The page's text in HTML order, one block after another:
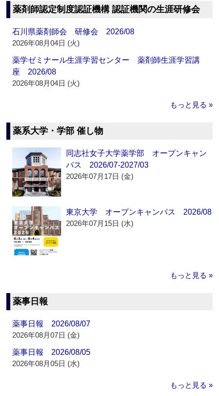
薬剤師認定制度認証機構 認証機関の生涯研修会
石川県薬剤師会 研修会 2026/08
2026年08月04日 (火)
薬学ゼミナール生涯学習センター 薬剤師生涯学習講
座 2026/08
2026年08月04日 (火)
もっと見る »
薬系大学・学部 催し物
同志社女子大学薬学部 オープンキャン
パス 2026/07-2027/03
2026年07月17日 (金)
東京大学 オープンキャンパス 2026/08
2026年07月15日 (水)
もっと見る »
薬事日報
薬事日報 2026/08/07
2026年08月07日 (金)
薬事日報 2026/08/05
2026年08月05日 (水)
もっと見る »